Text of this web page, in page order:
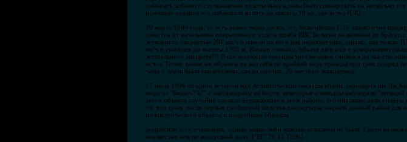
избежать лобового столкновения пилоты вынуждены были спикировать на несколько
помощью радаров его наблюдали вплоть до высоты 18 км, где исчез НЛО...
30 марта 1990 года, то есть ровно через десять лет, бельгийские F-16 аналогично
известна от начальника оперативного отдела штаба ВВС Бельгии полковника де
летящим со скоростью 280 км/ч и навели на него два перехватчика, однако, как
км/ч и снизился до высоты 1700 м. Иными словами, объект двигался с ускорениями
летательного аппарата!!! В последующие секунды трехзвездник снизился до высоты
исчез. Точно таким же образом он вел себя по крайней мере трижды при трех подряд
чему с земли были свидетелями, среди прочих, 20 местных жандармов...
17 июля 1996 поздним вечером над Атлантическим океаном вблизи аэропорта
воздухе "Боинг-747" с пассажирами на борту, некоторые очевидцы наблюдали
этого объекта случайно сделали отдыхающие в этом районе, его описание дали
то, что сразу после первых сообщений пилотов диспедчеры закрыли данный район для
цилиндрического объекта и подробным образом
допросили всех очевидцев, однако какие-либо выводы оглашены не были. Среди
неизвестно кем по воздушной цели. ["РГ" 20.11.1996].